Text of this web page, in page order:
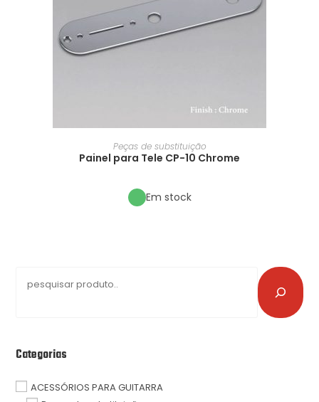
Peças de substituição
Painel para Tele CP-10 Chrome
Em stock
Categorias
ACESSÓRIOS PARA GUITARRA